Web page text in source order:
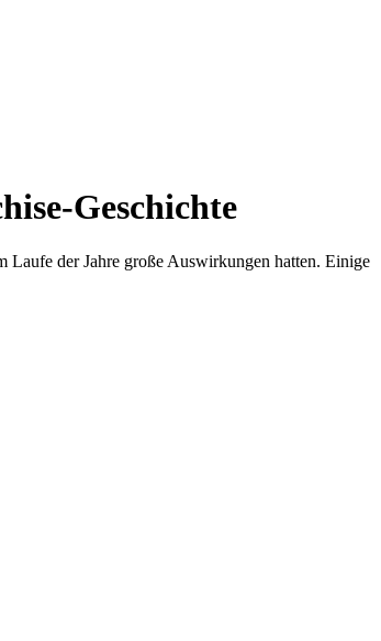
Geschichte
Laufe der Jahre große Auswirkungen hatten. Einige